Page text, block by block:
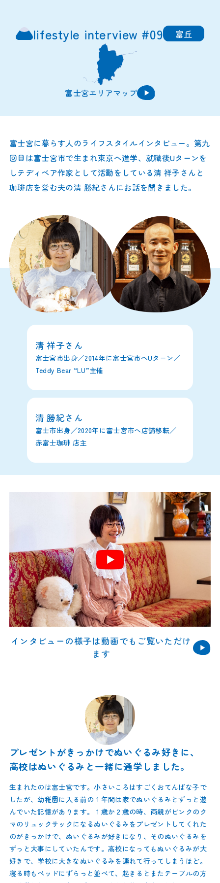
lifestyle interview #09 富丘
富士宮エリアマップ
富士宮に暮らす人のライフスタイルインタビュー。第九
回目は富士宮市で生まれ東京へ進学、就職後Uターンを
しテディベア作家として活動をしている清 祥子さんと
珈琲店を営む夫の清 勝紀さんにお話を聞きました。
清 祥子さん
富士宮市出身／2014年に富士宮市へUターン／
Teddy Bear “LU”主催
清 勝紀さん
富士市出身／2020年に富士宮市へ店舗移転／
赤富士珈琲 店主
インタビューの様子は動画でもご覧いただけ
ます
プレゼントがきっかけでぬいぐるみ好きに、
高校はぬいぐるみと一緒に通学しました。
生まれたのは富士宮です。小さいころはすごくおてんばな子で
したが、幼稚園に入る前の１年間は家でぬいぐるみとずっと遊
んでいた記憶があります。１歳か２歳の時、両親がピンクのク
マのリュックサックになるぬいぐるみをプレゼントしてくれた
のがきっかけで、ぬいぐるみが好きになり、そのぬいぐるみを
ずっと大事にしていたんです。高校になってもぬいぐるみが大
好きで、学校に大きなぬいぐるみを連れて行ってしまうほど。
寝る時もベッドにずらっと並べて、起きるとまたテーブルの方